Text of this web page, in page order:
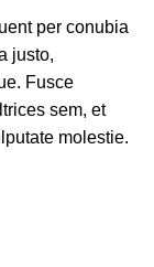
per conubia
justo,
Fusce
sem, et
molestie.